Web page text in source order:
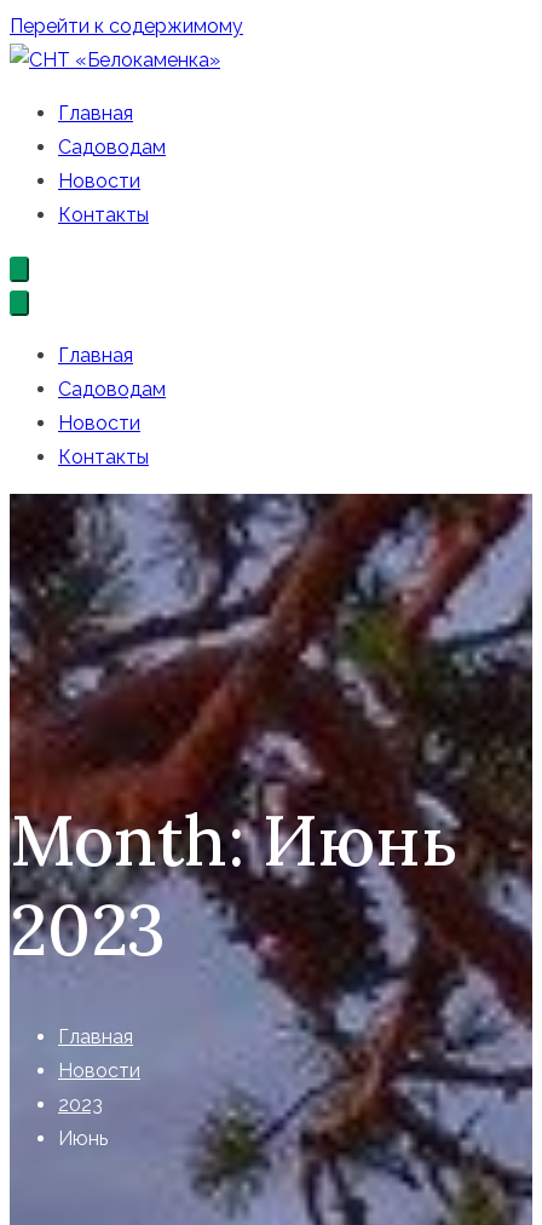
Перейти к содержимому
СНТ «Белокаменка»
Официальный сайт СНТ «Белокаменка»
Главная
Садоводам
Новости
Контакты
Главная
Садоводам
Новости
Контакты
Month:Июнь
2023
Главная
Новости
2023
Июнь